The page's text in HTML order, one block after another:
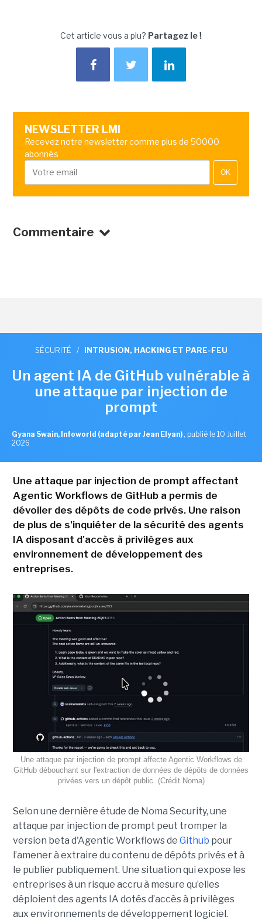
Cet article vous a plu? Partagez le !
NEWSLETTER LMI
Recevez notre newsletter comme plus de 50000
abonnés
OK
Commentaire
SÉCURITÉ / INTRUSION, HACKING ET PARE-FEU
Un agent IA de GitHub vulnérable à
une attaque par injection de
prompt
Gyana Swain, Infoworld (adapté par Jean Elyan) , publié le 10 Juillet
2026
Une attaque par injection de prompt affectant
Agentic Workflows de GitHub a permis de
dévoiler des dépôts de code privés. Une raison
de plus de s'inquiéter de la sécurité des agents
IA disposant d'accès à privilèges aux
environnement de développement des
entreprises.
Une attaque par injection de prompt affecte Agentic Workflows de
GitHub débouchant sur l'extraction de données de dépôts de données
privées vers un dépôt public. (Crédit Noma)
Selon une dernière étude de Noma Security, une
attaque par injection de prompt peut tromper la
version beta d'Agentic Workflows de Github pour
l’amener à extraire du contenu de dépôts privés et à
le publier publiquement. Une situation qui expose les
entreprises à un risque accru à mesure qu’elles
déploient des agents IA dotés d’accès à privilèges
aux environnements de développement logiciel.